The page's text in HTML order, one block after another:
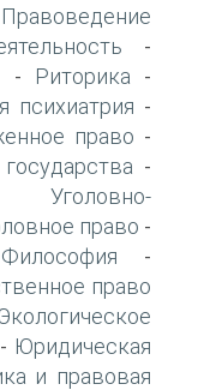
Правоведение
-
- Риторика -
психиатрия -
право -
-
Уголовно-
право -
Философия -
право
- Юридическая
и правовая